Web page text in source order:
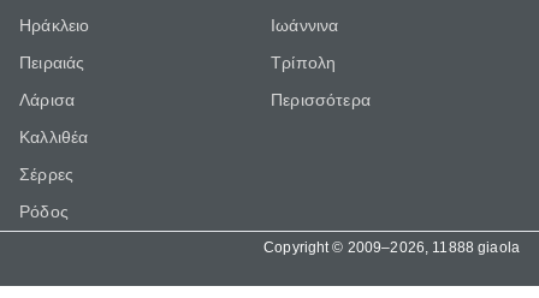
Ηράκλειο
Πειραιάς
Λάρισα
Καλλιθέα
Σέρρες
Ρόδος
Ιωάννινα
Τρίπολη
Περισσότερα
Copyright © 2009–2026, 11888 giaola